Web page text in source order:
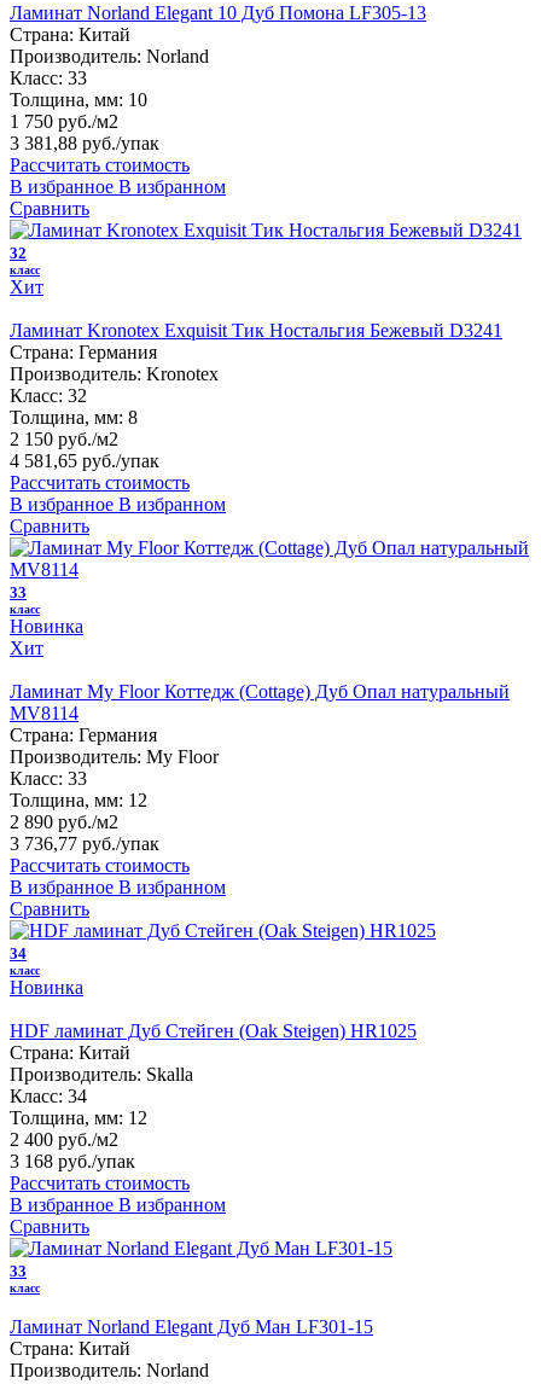
Ламинат Norland Elegant 10 Дуб Помона LF305-13
Страна: Китай
Производитель: Norland
Класс: 33
Толщина, мм: 10
1 750 руб./м2
3 381,88 руб./упак
Рассчитать стоимость
В избранное В избранном
Сравнить
32
класс
Хит
Ламинат Kronotex Exquisit Тик Ностальгия Бежевый D3241
Страна: Германия
Производитель: Kronotex
Класс: 32
Толщина, мм: 8
2 150 руб./м2
4 581,65 руб./упак
Рассчитать стоимость
В избранное В избранном
Сравнить
33
класс
Новинка
Хит
Ламинат My Floor Коттедж (Cottage) Дуб Опал натуральный
MV8114
Страна: Германия
Производитель: My Floor
Класс: 33
Толщина, мм: 12
2 890 руб./м2
3 736,77 руб./упак
Рассчитать стоимость
В избранное В избранном
Сравнить
34
класс
Новинка
HDF ламинат Дуб Стейген (Oak Steigen) HR1025
Страна: Китай
Производитель: Skalla
Класс: 34
Толщина, мм: 12
2 400 руб./м2
3 168 руб./упак
Рассчитать стоимость
В избранное В избранном
Сравнить
33
класс
Ламинат Norland Elegant Дуб Ман LF301-15
Страна: Китай
Производитель: Norland